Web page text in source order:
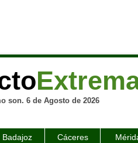
son. 6 de Agosto de 2026
Badajoz Cáceres